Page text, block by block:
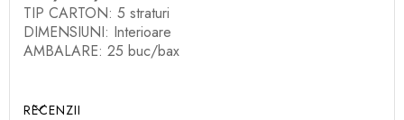
TIP CARTON: 5 straturi
DIMENSIUNI: Interioare
AMBALARE: 25 buc/bax
RECENZII